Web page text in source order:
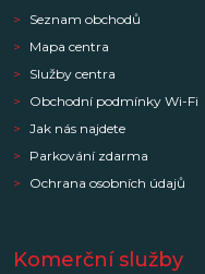
Seznam obchodů
Mapa centra
Služby centra
Obchodní podmínky Wi-Fi
Jak nás najdete
Parkování zdarma
Ochrana osobních údajů
Komerční služby